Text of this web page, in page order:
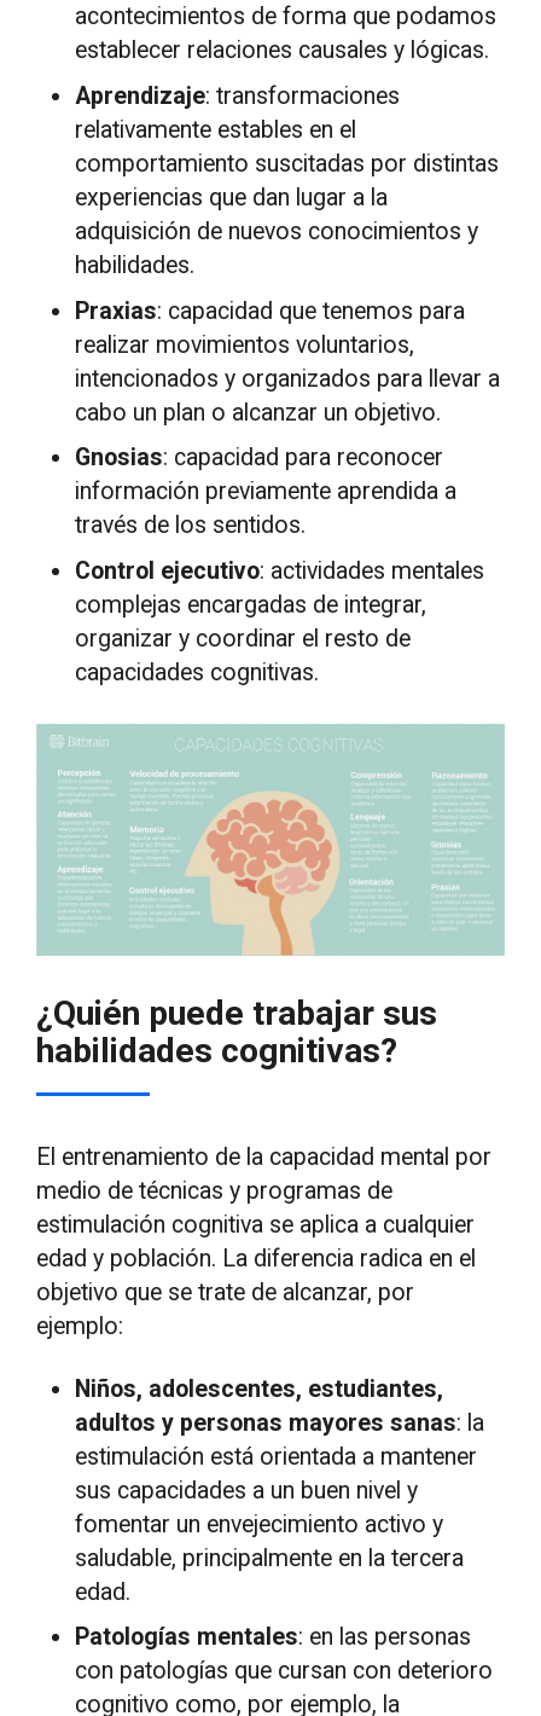
acontecimientos de forma que podamos
establecer relaciones causales y lógicas.
Aprendizaje: transformaciones
relativamente estables en el
comportamiento suscitadas por distintas
experiencias que dan lugar a la
adquisición de nuevos conocimientos y
habilidades.
Praxias: capacidad que tenemos para
realizar movimientos voluntarios,
intencionados y organizados para llevar a
cabo un plan o alcanzar un objetivo.
Gnosias: capacidad para reconocer
información previamente aprendida a
través de los sentidos.
Control ejecutivo: actividades mentales
complejas encargadas de integrar,
organizar y coordinar el resto de
capacidades cognitivas.
¿Quién puede trabajar sus
habilidades cognitivas?
El entrenamiento de la capacidad mental por
medio de técnicas y programas de
estimulación cognitiva se aplica a cualquier
edad y población. La diferencia radica en el
objetivo que se trate de alcanzar, por
ejemplo:
Niños, adolescentes, estudiantes,
adultos y personas mayores sanas: la
estimulación está orientada a mantener
sus capacidades a un buen nivel y
fomentar un envejecimiento activo y
saludable, principalmente en la tercera
edad.
Patologías mentales: en las personas
con patologías que cursan con deterioro
cognitivo como, por ejemplo, la